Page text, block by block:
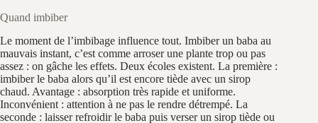
Quand imbiber
Le moment de l’imbibage influence tout. Imbiber un baba au
mauvais instant, c’est comme arroser une plante trop ou pas
assez : on gâche les effets. Deux écoles existent. La première :
imbiber le baba alors qu’il est encore tiède avec un sirop
chaud. Avantage : absorption très rapide et uniforme.
Inconvénient : attention à ne pas le rendre détrempé. La
seconde : laisser refroidir le baba puis verser un sirop tiède ou